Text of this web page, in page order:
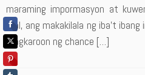
maraming impormasyon at
aral, ang makakilala ng iba’t
magkaroon ng chance […]